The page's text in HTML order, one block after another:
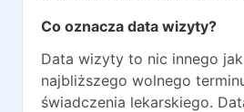
Co oznacza data wizyty?
Data wizyty to nic innego
najbliższego wolnego
świadczenia lekarskiego.